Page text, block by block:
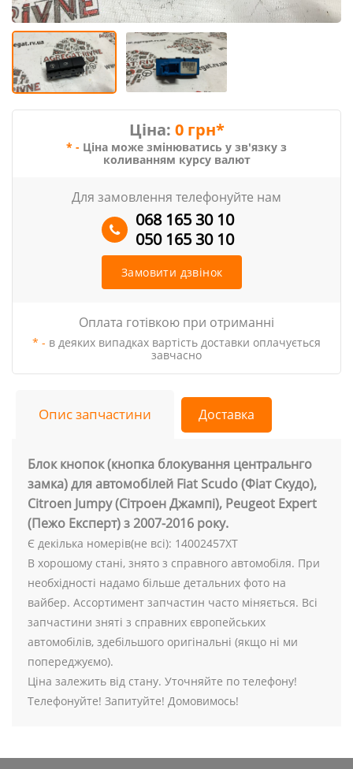
Ціна: 0 грн*
* - Ціна може змінюватись у зв'язку з
коливанням курсу валют
Для замовлення телефонуйте нам
068 165 30 10
050 165 30 10
Замовити дзвінок
Оплата готівкою при отриманні
* - в деяких випадках вартість доставки оплачується
завчасно
Опис запчастини Доставка
Блок кнопок (кнопка блокування центральнго
замка) для автомобілей Fiat Scudo (Фіат Скудо),
Citroen Jumpy (Сітроен Джампі), Peugeot Expert
(Пежо Експерт) з 2007-2016 року.
Є декілька номерів(не всі): 14002457XT
В хорошому стані, знято з справного автомобіля. При
необхідності надамо більше детальних фото на
вайбер. Ассортимент запчастин часто міняється. Всі
запчастини зняті з справних європейських
автомобілів, здебільшого оригінальні (якщо ні ми
попереджуємо).
Ціна залежить від стану. Уточняйте по телефону!
Телефонуйте! Запитуйте! Домовимось!